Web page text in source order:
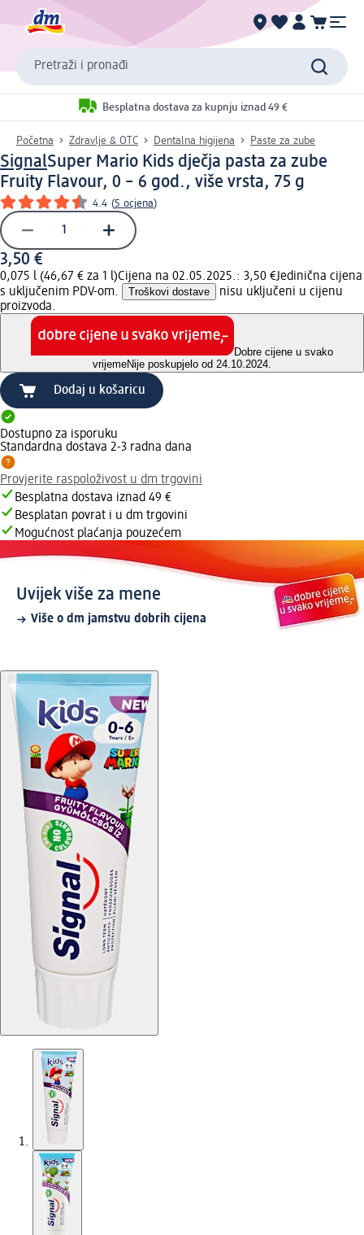
Pretraži i pronađi
Besplatna dostava za kupnju iznad 49 €
Početna Zdravlje & OTC Dentalna higijena Paste za zube
SignalSuper Mario Kids dječja pasta za zube
Fruity Flavour, 0 – 6 god., više vrsta, 75 g
4.4 (5 ocjena)
3,50 €
0,075 l (46,67 € za 1 l)Cijena na 02.05.2025.: 3,50 €Jedinična cijena
s uključenim PDV-om.
Troškovi dostave
nisu uključeni u cijenu
proizvoda.
Dobre cijene u svako
vrijemeNije poskupjelo od 24.10.2024.
Dodaj u košaricu
Dostupno za isporuku
Standardna dostava 2-3 radna dana
Provjerite raspoloživost u dm trgovini
Besplatna dostava iznad 49 €
Besplatan povrat i u dm trgovini
Mogućnost plaćanja pouzećem
Uvijek više za mene
Više o dm jamstvu dobrih cijena